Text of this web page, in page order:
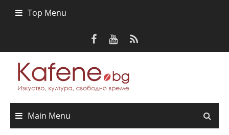
Top Menu
Main Menu